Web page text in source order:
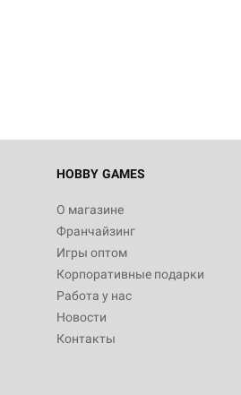
HOBBY GAMES
О магазине
Франчайзинг
Игры оптом
Корпоративные подарки
Работа у нас
Новости
Контакты